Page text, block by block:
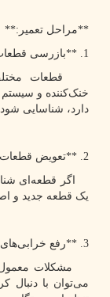
**مراحل تعمیر:**
1. **بازرسی قطعات:**
قطعات مختلف
خنک‌کننده و سیستم
دارد، شناسایی
2. **تعویض قطعات خراب:**
اگر قطعه‌ای
یک قطعه جدید و
3. **رفع خرابی‌های معمول:**
مشکلات معمول
می‌توان با دنبال